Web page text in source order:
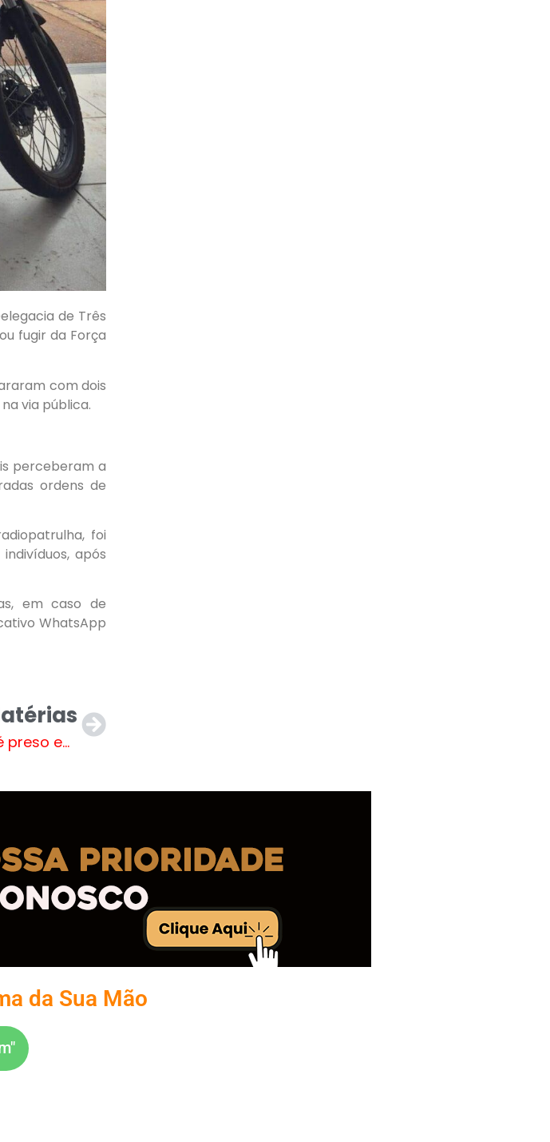
de Três
fugir da Força
com dois
via pública.
perceberam a
ordens de
foi
após
em caso de
WhatsApp
Ladrão de bicicleta elétrica é preso em Três Lagoas
da Sua Mão